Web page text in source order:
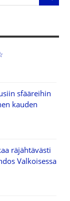
sfääreihin
kauden
räjähtävästi
Valkoisessa